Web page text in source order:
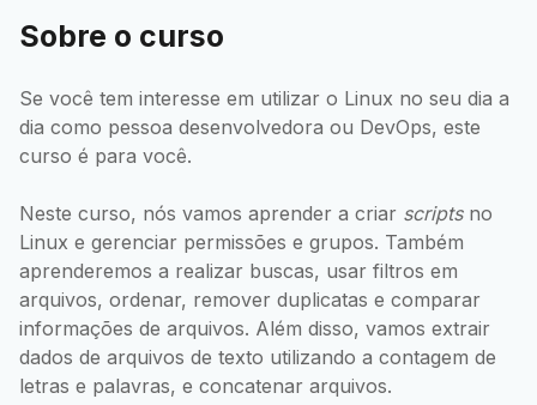
Sobre o curso
Se você tem interesse em utilizar o Linux no seu dia a
dia como pessoa desenvolvedora ou DevOps, este
curso é para você.
Neste curso, nós vamos aprender a criar scriptsno
Linux e gerenciar permissões e grupos. Também
aprenderemos a realizar buscas, usar filtros em
arquivos, ordenar, remover duplicatas e comparar
informações de arquivos. Além disso, vamos extrair
dados de arquivos de texto utilizando a contagem de
letras e palavras, e concatenar arquivos.